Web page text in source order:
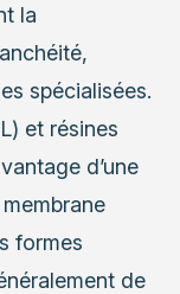
la
spécialisées.
et résines
d’une
formes
de